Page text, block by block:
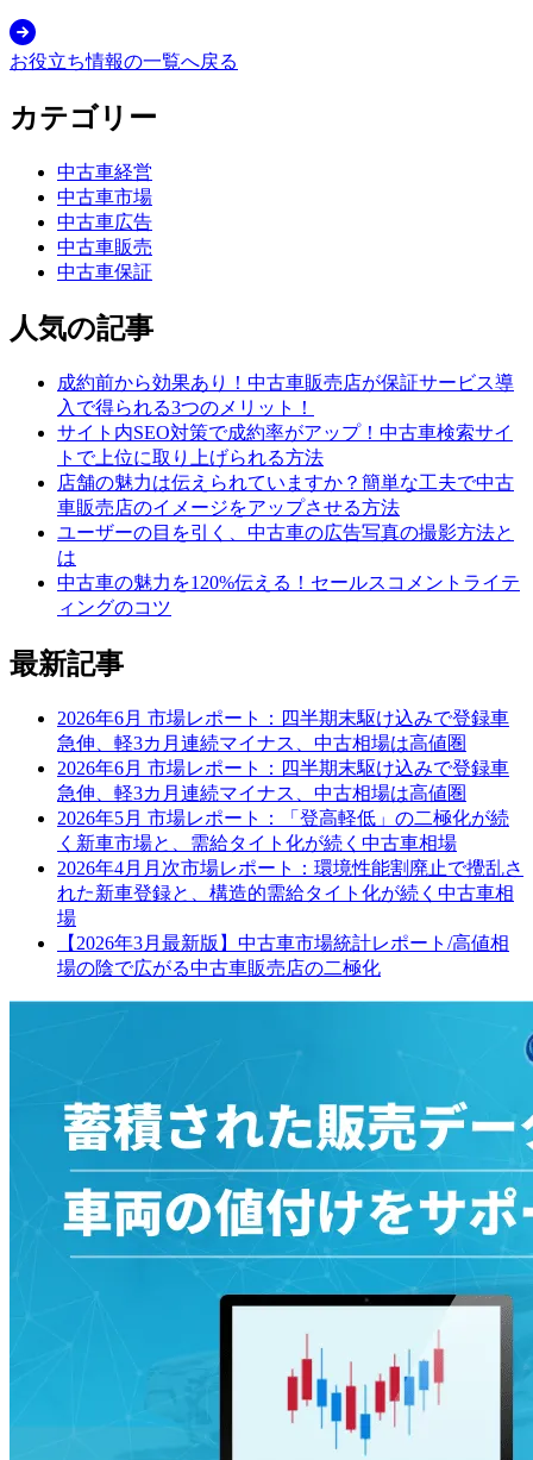
お役立ち情報の一覧へ戻る
カテゴリー
中古車経営
中古車市場
中古車広告
中古車販売
中古車保証
人気の記事
成約前から効果あり！中古車販売店が保証サービス導
入で得られる3つのメリット！
サイト内SEO対策で成約率がアップ！中古車検索サイ
トで上位に取り上げられる方法
店舗の魅力は伝えられていますか？簡単な工夫で中古
車販売店のイメージをアップさせる方法
ユーザーの目を引く、中古車の広告写真の撮影方法と
は
中古車の魅力を120%伝える！セールスコメントライテ
ィングのコツ
最新記事
2026年6月 市場レポート：四半期末駆け込みで登録車
急伸、軽3カ月連続マイナス、中古相場は高値圏
2026年6月 市場レポート：四半期末駆け込みで登録車
急伸、軽3カ月連続マイナス、中古相場は高値圏
2026年5月 市場レポート：「登高軽低」の二極化が続
く新車市場と、需給タイト化が続く中古車相場
2026年4月月次市場レポート：環境性能割廃止で攪乱さ
れた新車登録と、構造的需給タイト化が続く中古車相
場
【2026年3月最新版】中古車市場統計レポート/高値相
場の陰で広がる中古車販売店の二極化